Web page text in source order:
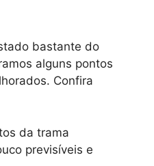
bastante do
alguns pontos
Confira
da trama
previsíveis e